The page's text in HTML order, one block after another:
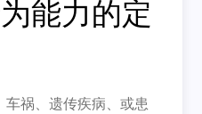
能力的定
车祸、遗传疾病、或患